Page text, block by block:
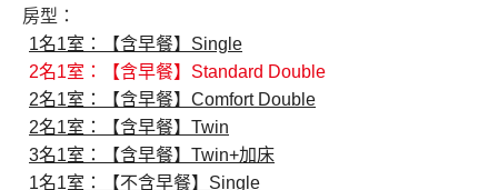
房型：
1名1室：【含早餐】Single
2名1室：【含早餐】Standard Double
2名1室：【含早餐】Comfort Double
2名1室：【含早餐】Twin
3名1室：【含早餐】Twin+加床
1名1室：【不含早餐】Single